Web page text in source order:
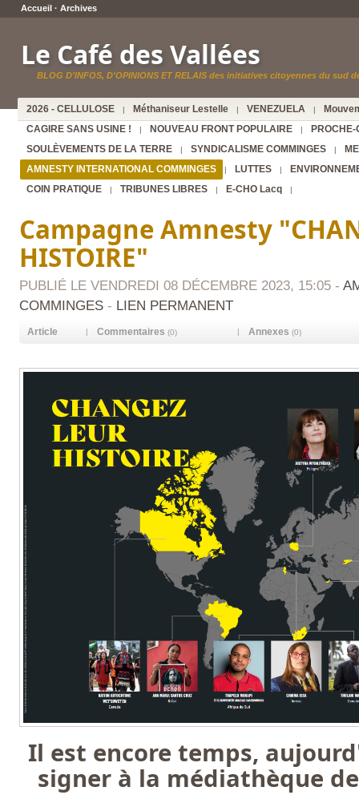
Accueil · Archives
Le Café des Vallées
BLOG D'INFOS, D'OPINIONS ET RELAIS des initiatives citoyennes du sud
2026 - CELLULOSE | Méthaniseur Lestelle | VENEZUELA |
CAGIRE SANS USINE !
| NOUVEAU FRONT POPULAIRE |
PROCHE-
SOULÈVEMENTS DE LA TERRE
| SYNDICALISME COMMINGES |
AMNESTY INTERNATIONAL COMMINGES
| LUTTES |
COIN PRATIQUE
| TRIBUNES LIBRES | E-CHO Lacq |
Campagne Amnesty
HISTOIRE"
PUBLIÉ LE VENDREDI 08 DÉCEMBRE 2023, 15:05 -
COMMINGES - LIEN PERMANENT
Article | Commentaires (0) | Annexes (0)
Il est encore temps,
signer à la médiathèque